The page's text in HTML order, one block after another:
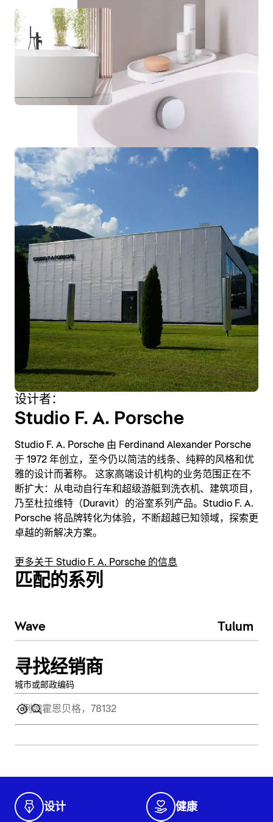
设计者：
Studio F. A. Porsche
Studio F. A. Porsche 由 Ferdinand Alexander Porsche
于 1972 年创立，至今仍以简洁的线条、纯粹的风格和优
雅的设计而著称。 这家高端设计机构的业务范围正在不
断扩大：从电动自行车和超级游艇到洗衣机、建筑项目，
乃至杜拉维特（Duravit）的浴室系列产品。Studio F. A.
Porsche 将品牌转化为体验，不断超越已知领域，探索更
卓越的新解决方案。
更多关于 Studio F. A. Porsche 的信息
匹配的系列
Wave Tulum
寻找经销商
城市或邮政编码
设计 健康